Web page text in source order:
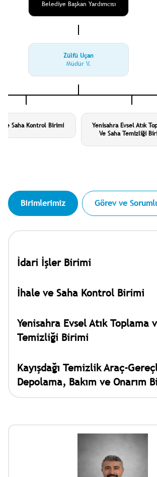
Belediye Başkan Yardımcısı
Zülfü Uçan
Müdür V.
Ve Saha Kontrol Birimi
Yenisahra Evsel Atık
Ve Saha Temizliği
Birimlerimiz Görev ve
İdari İşler Birimi
İhale ve Saha Kontrol Birimi
Yenisahra Evsel Atık Toplama
Temizliği Birimi
Kayışdağı Temizlik Araç-
Depolama, Bakım ve Onarım